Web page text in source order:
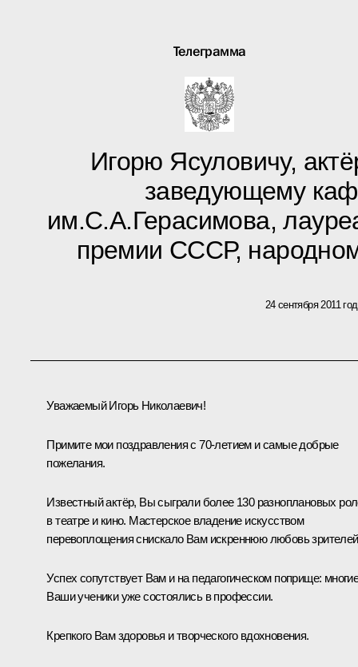
Телеграмма
Игорю Ясуловичу,
заведующему
им.С.А.Герасимова,
премии СССР,
24 сентября 2011
Уважаемый Игорь Николаевич!
Примите мои поздравления с 70-летием и самые добрые
пожелания.
Известный актёр, Вы сыграли более 130 разноплановых
в театре и кино. Мастерское владение искусством
перевоплощения снискало Вам искреннюю любовь
Успех сопутствует Вам и на педагогическом поприще:
Ваши ученики уже состоялись в профессии.
Крепкого Вам здоровья и творческого вдохновения.